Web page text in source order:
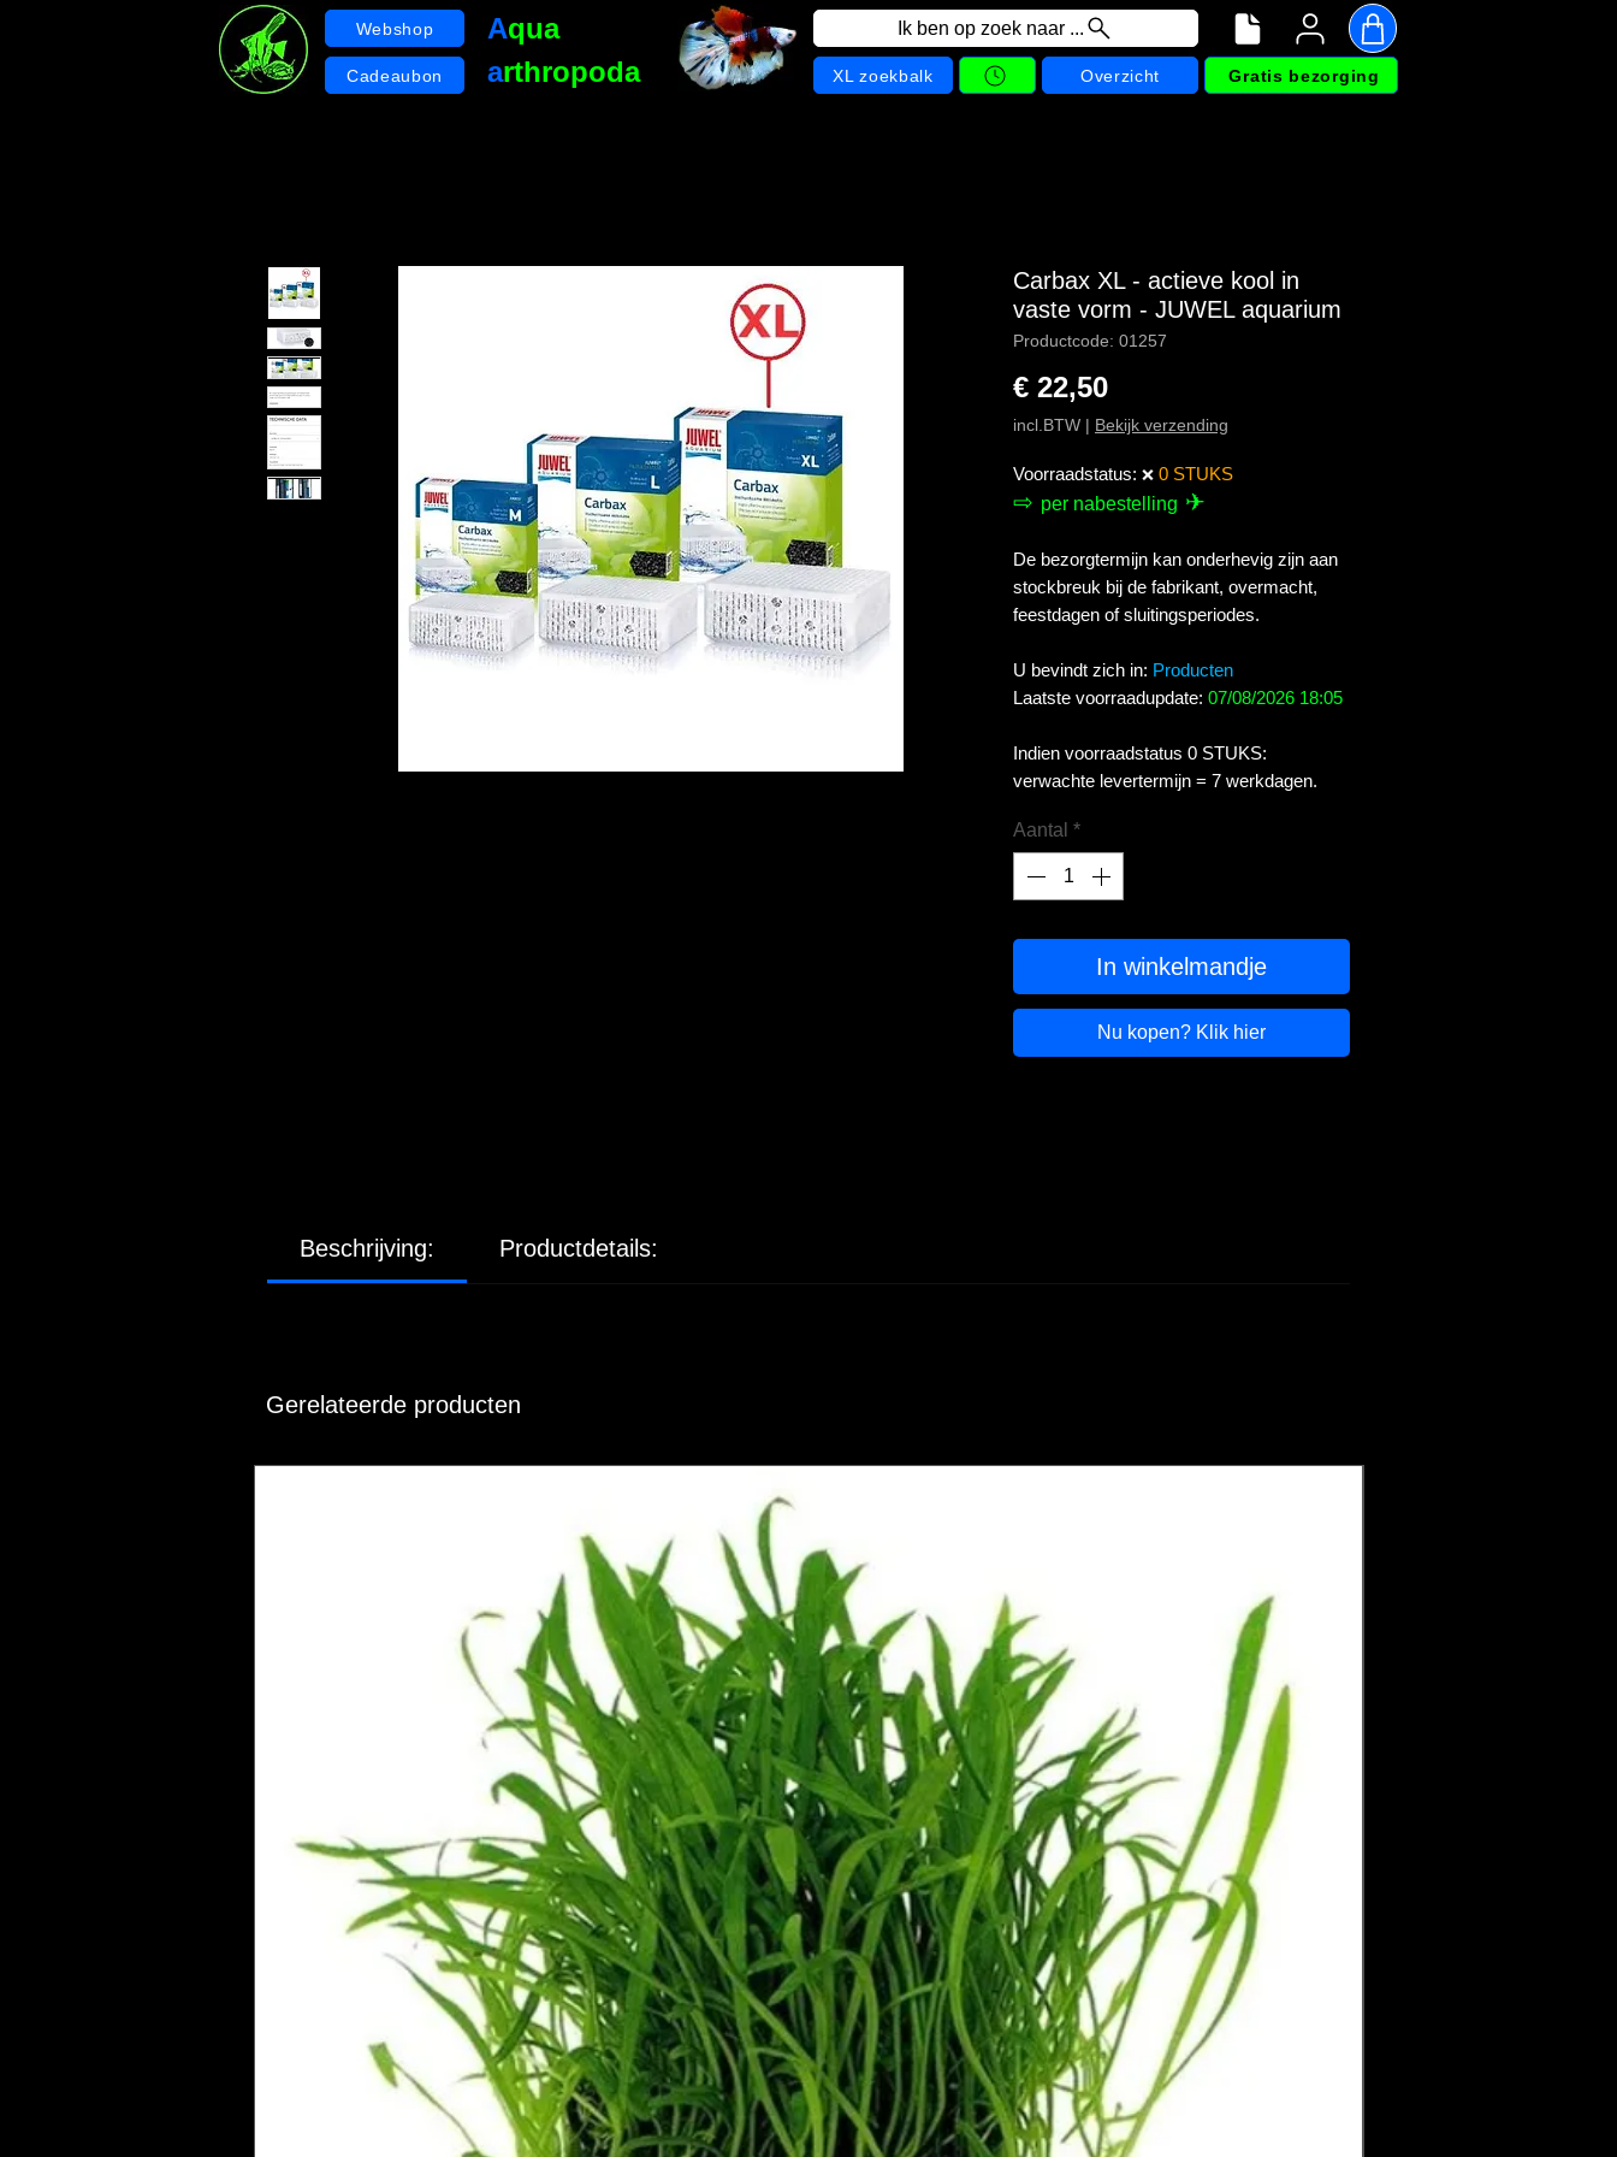
Webshop
Cadeaubon
Aqua
arthropoda
Ik ben op zoek naar ...
XL zoekbalk Overzicht Gratis bezorging
Carbax XL - actieve kool in
vaste vorm - JUWEL aquarium
Productcode: 01257
€ 22,50Prijs
incl.BTW | Bekijk verzending
Voorraadstatus: ❌ 0 STUKS
⇨ per nabestelling ✈
De bezorgtermijn kan onderhevig zijn aan
stockbreuk bij de fabrikant, overmacht,
feestdagen of sluitingsperiodes.
U bevindt zich in: Producten
Laatste voorraadupdate: 07/08/2026 18:05
Indien voorraadstatus 0 STUKS:
verwachte levertermijn = 7 werkdagen.
Aantal *
In winkelmandje
Nu kopen? Klik hier
Beschrijving: Productdetails:
Gerelateerde producten